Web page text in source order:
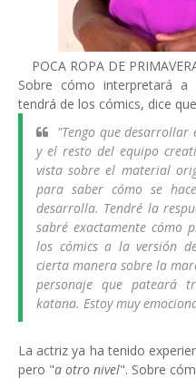
POCA ROPA DE
Sobre cómo interpretará a
tendrá de los cómics, dice
"Tengo que desarrollar
y el resto del equipo
vista sobre el material
para saber cómo se
desarrolla. Tendré la
sabré exactamente cómo
los cómics a la versión
cierta manera sobre la
personaje que pateará
katana. Estoy muy
La actriz ya ha tenido
pero "a otro nivel". Sobre